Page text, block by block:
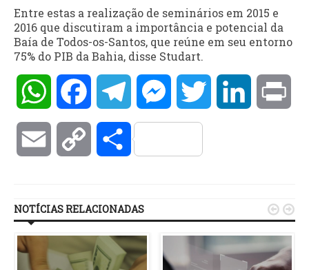
Entre estas a realização de seminários em 2015 e
2016 que discutiram a importância e potencial da
Baía de Todos-os-Santos, que reúne em seu entorno
75% do PIB da Bahia, disse Studart.
WhatsAppFacebookTelegramMessengerTwitter LinkedIn
Email Copy Compartilhar
NOTÍCIAS RELACIONADAS  